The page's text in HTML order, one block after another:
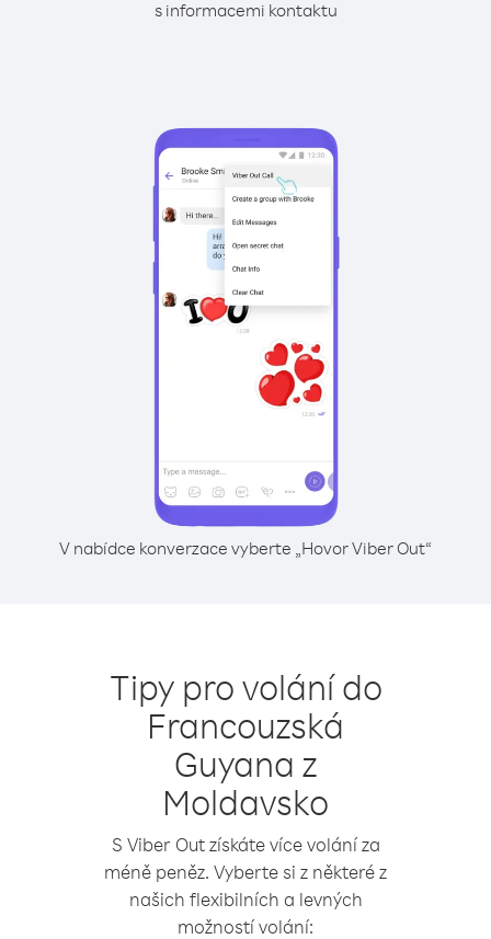
s informacemi kontaktu
V nabídce konverzace vyberte „Hovor Viber Out“
Tipy pro volání do
Francouzská
Guyana z
Moldavsko
S Viber Out získáte více volání za
méně peněz. Vyberte si z některé z
našich flexibilních a levných
možností volání: